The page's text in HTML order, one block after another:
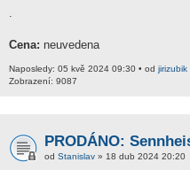
.
Cena: neuvedena
Naposledy: 05 kvě 2024 09:30 • od jirizubik
Zobrazení: 9087
PRODÁNO:
od Stanislav » 18 dub 2024 20:20